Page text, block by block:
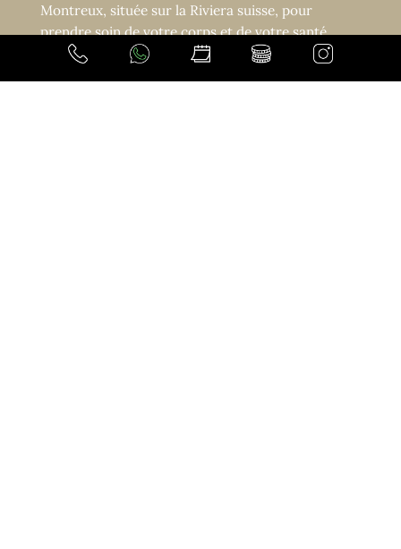
Montreux, située sur la Riviera suisse, pour
prendre soin de votre corps et de votre santé.
Laclinic accueille avec générosité ses hôtes en